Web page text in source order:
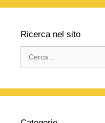
Ricerca nel sito
per: